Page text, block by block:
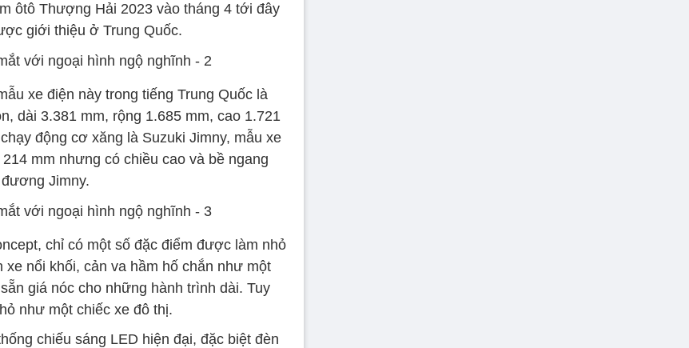
ôtô Thượng Hải 2023 vào tháng 4 tới đây
giới thiệu ở Trung Quốc.
xe điện này trong tiếng Trung Quốc là
dài 3.381 mm, rộng 1.685 mm, cao 1.721
động cơ xăng là Suzuki Jimny, mẫu xe
mm nhưng có chiều cao và bề ngang
Jimny.
chỉ có một số đặc điểm được làm nhỏ
nổi khối, cản va hầm hố chắn như một
giá nóc cho những hành trình dài. Tuy
như một chiếc xe đô thị.
chiếu sáng LED hiện đại, đặc biệt đèn